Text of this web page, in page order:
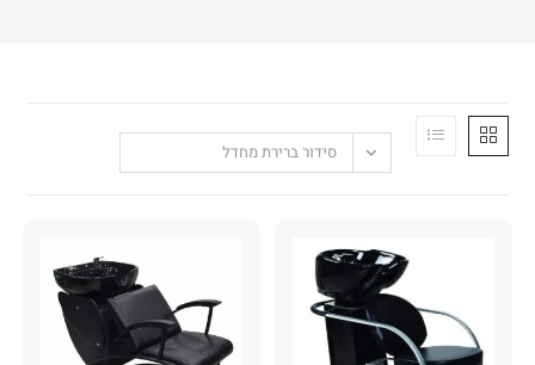
סידור ברירת מחדל